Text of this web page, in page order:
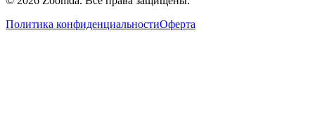
Политика конфиденциальностиОферта